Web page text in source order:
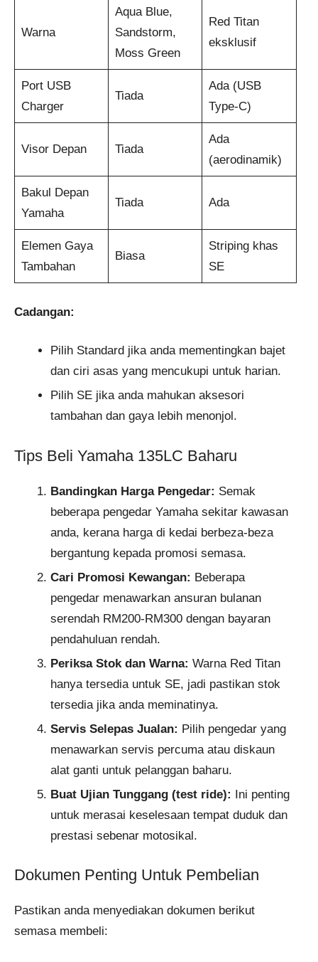
Warna
Aqua Blue,
Sandstorm,
Moss Green
Red Titan
eksklusif
Port USB
Charger
Tiada
Ada (USB
Type-C)
Visor Depan Tiada
Ada
(aerodinamik)
Bakul Depan
Yamaha
Tiada Ada
Elemen Gaya
Tambahan
Biasa
Striping khas
SE
Cadangan:
Pilih Standard jika anda mementingkan bajet
dan ciri asas yang mencukupi untuk harian.
Pilih SE jika anda mahukan aksesori
tambahan dan gaya lebih menonjol.
Tips Beli Yamaha 135LC Baharu
Bandingkan Harga Pengedar: Semak
beberapa pengedar Yamaha sekitar kawasan
anda, kerana harga di kedai berbeza-beza
bergantung kepada promosi semasa.
Cari Promosi Kewangan: Beberapa
pengedar menawarkan ansuran bulanan
serendah RM200-RM300 dengan bayaran
pendahuluan rendah.
Periksa Stok dan Warna: Warna Red Titan
hanya tersedia untuk SE, jadi pastikan stok
tersedia jika anda meminatinya.
Servis Selepas Jualan: Pilih pengedar yang
menawarkan servis percuma atau diskaun
alat ganti untuk pelanggan baharu.
Buat Ujian Tunggang (test ride): Ini penting
untuk merasai keselesaan tempat duduk dan
prestasi sebenar motosikal.
Dokumen Penting Untuk Pembelian
Pastikan anda menyediakan dokumen berikut
semasa membeli: